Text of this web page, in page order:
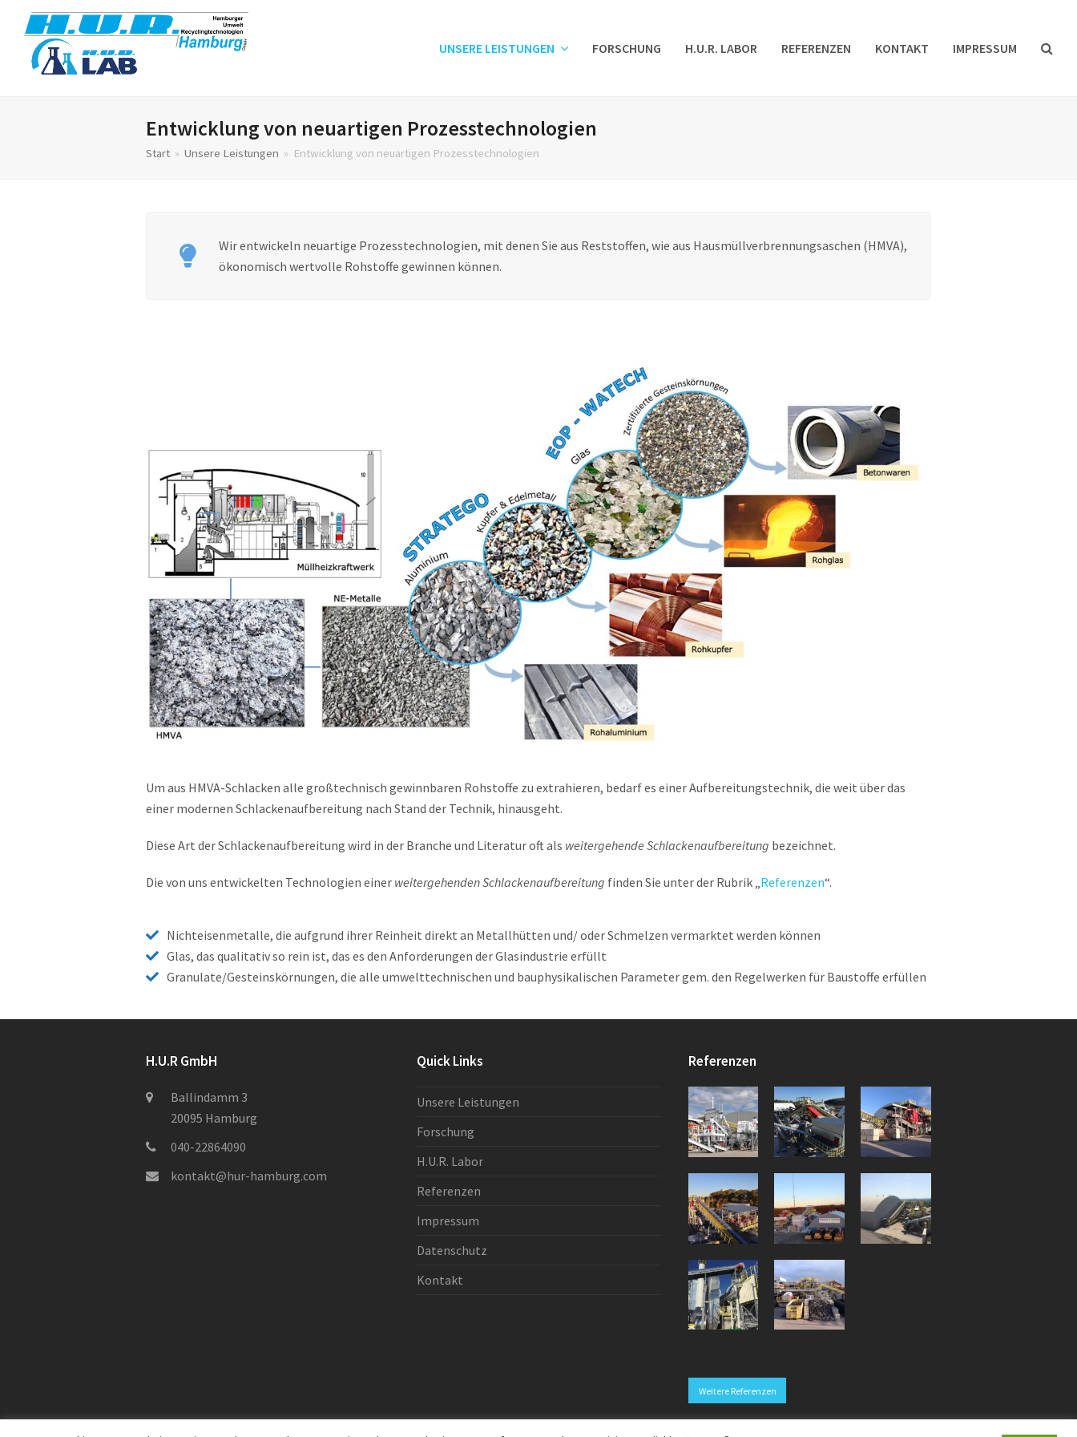
UNSERE LEISTUNGEN FORSCHUNG H.U.R. LABOR REFERENZEN KONTAKT IMPRESSUM
Entwicklung von neuartigen Prozesstechnologien
Start » Unsere Leistungen » Entwicklung von neuartigen Prozesstechnologien
Wir entwickeln neuartige Prozesstechnologien, mit denen Sie aus Reststoffen, wie aus Hausmüllverbrennungsaschen (HMVA),
ökonomisch wertvolle Rohstoffe gewinnen können.
Um aus HMVA-Schlacken alle großtechnisch gewinnbaren Rohstoffe zu extrahieren, bedarf es einer Aufbereitungstechnik, die weit über das
einer modernen Schlackenaufbereitung nach Stand der Technik, hinausgeht.
Diese Art der Schlackenaufbereitung wird in der Branche und Literatur oft als weitergehende Schlackenaufbereitung bezeichnet.
Die von uns entwickelten Technologien einer weitergehenden Schlackenaufbereitung finden Sie unter der Rubrik „Referenzen“.
Nichteisenmetalle, die aufgrund ihrer Reinheit direkt an Metallhütten und/ oder Schmelzen vermarktet werden können
Glas, das qualitativ so rein ist, das es den Anforderungen der Glasindustrie erfüllt
Granulate/Gesteinskörnungen, die alle umwelttechnischen und bauphysikalischen Parameter gem. den Regelwerken für Baustoffe erfüllen
H.U.R GmbH
Ballindamm 3
20095 Hamburg
040-22864090
kontakt@hur-hamburg.com
Quick Links
Unsere Leistungen
Forschung
H.U.R. Labor
Referenzen
Impressum
Datenschutz
Kontakt
Referenzen
Weitere Referenzen